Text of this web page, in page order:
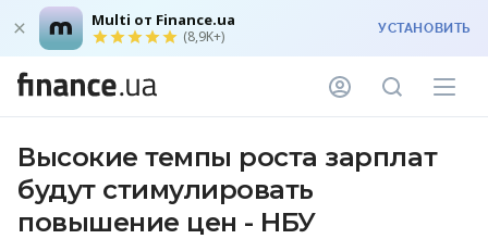
Multi от Finance.ua
(8,9K+) УСТАНОВИТЬ
Высокие темпы роста зарплат
будут стимулировать
повышение цен - НБУ